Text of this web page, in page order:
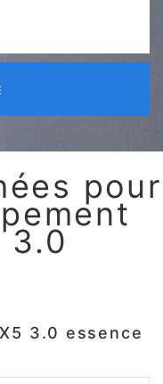
pour
3.0
3.0 essence